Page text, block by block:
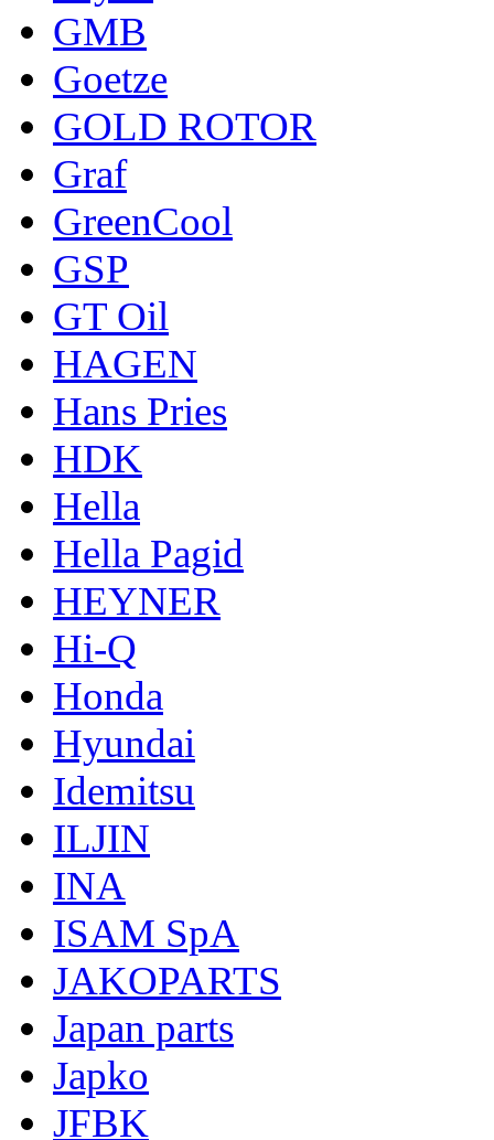
GMB
Goetze
GOLD ROTOR
Graf
GreenCool
GSP
GT Oil
HAGEN
Hans Pries
HDK
Hella
Hella Pagid
HEYNER
Hi-Q
Honda
Hyundai
Idemitsu
ILJIN
INA
ISAM SpA
JAKOPARTS
Japan parts
Japko
JFBK